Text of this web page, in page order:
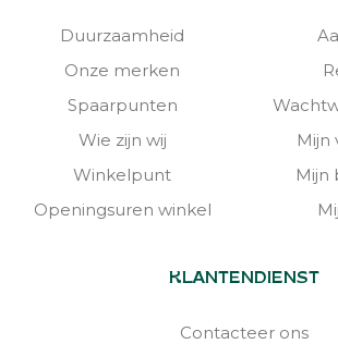
Duurzaamheid
Onze merken
Spaarpunten
Wie zijn wij
Winkelpunt
Openingsuren winkel
Mijn
Mijn
KLANTENDIENST
Contacteer ons